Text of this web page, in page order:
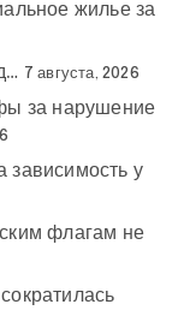
жилье за
7 августа, 2026
за нарушение
у
флагам не